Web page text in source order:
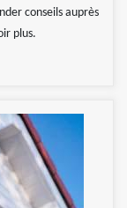
conseils auprès
plus.